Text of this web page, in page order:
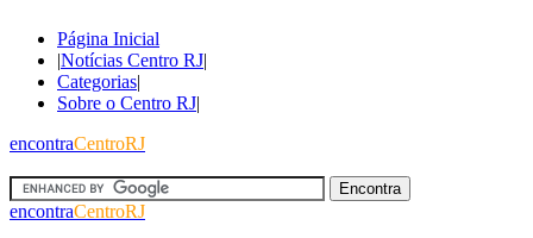
Página Inicial
|Notícias Centro RJ|
Categorias|
Sobre o Centro RJ|
encontraCentroRJ
encontraCentroRJ